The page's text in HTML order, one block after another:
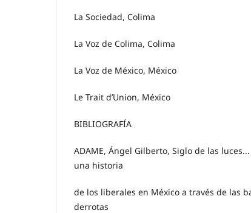
La Sociedad, Colima
La Voz de Colima, Colima
La Voz de México, México
Le Trait d’Union, México
BIBLIOGRAFÍA
ADAME, Ángel Gilberto, Siglo de las
una historia
de los liberales en México a través de las
derrotas